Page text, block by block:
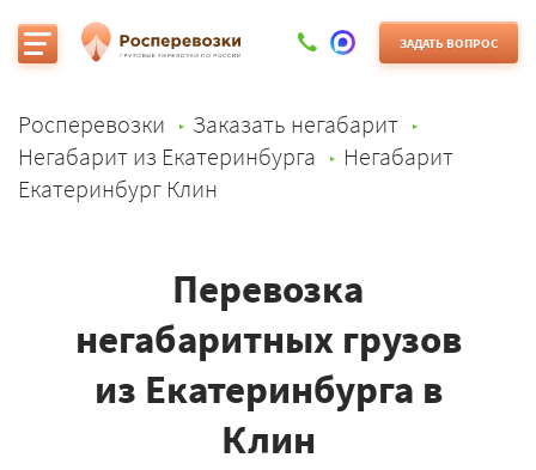
ЗАДАТЬ ВОПРОС
Росперевозки
Заказать негабарит
Негабарит из Екатеринбурга
Негабарит
Екатеринбург Клин
Перевозка
негабаритных грузов
из Екатеринбурга в
Клин